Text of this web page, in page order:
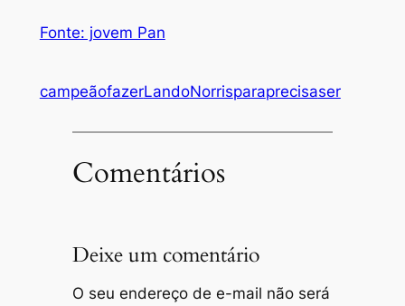
Fonte: jovem Pan
campeãofazerLandoNorrisparaprecisaser
Comentários
Deixe um comentário
O seu endereço de e-mail não será